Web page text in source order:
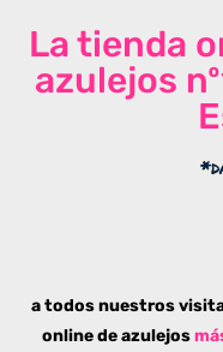
La tienda
azulejos
a todos nuestros
online de azulejos